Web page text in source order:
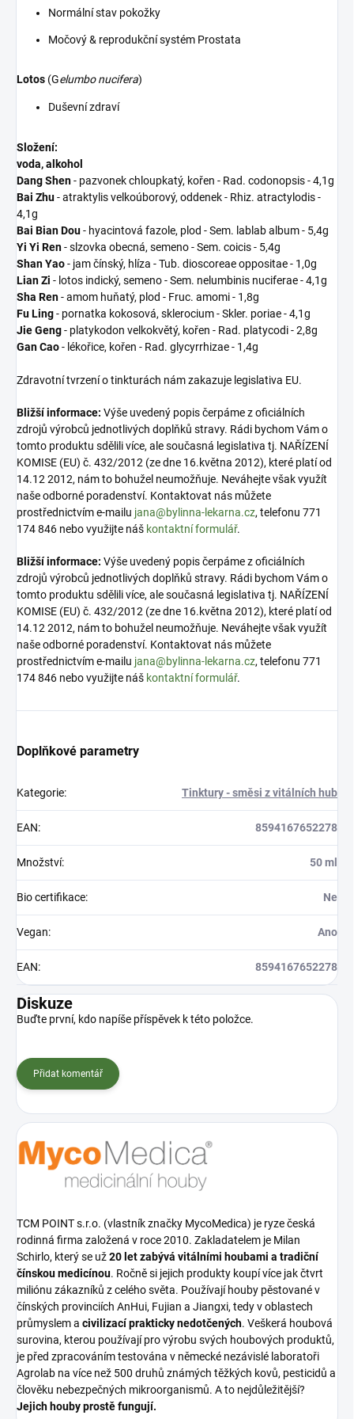
Normální stav pokožky
Močový & reprodukční systém Prostata
Lotos (Gelumbo nucifera)
Duševní zdraví
Složení:
voda, alkohol
Dang Shen- pazvonek chloupkatý, kořen - Rad. codonopsis - 4,1g
Bai Zhu- atraktylis velkoúborový, oddenek - Rhiz. atractylodis -
4,1g
Bai Bian Dou- hyacintová fazole, plod - Sem. lablab album - 5,4g
Yi Yi Ren- slzovka obecná, semeno - Sem. coicis - 5,4g
Shan Yao- jam čínský, hlíza - Tub. dioscoreae oppositae - 1,0g
Lian Zi - lotos indický, semeno - Sem. nelumbinis nuciferae - 4,1g
Sha Ren- amom huňatý, plod - Fruc. amomi - 1,8g
Fu Ling- pornatka kokosová, sklerocium - Skler. poriae - 4,1g
Jie Geng- platykodon velkokvětý, kořen - Rad. platycodi - 2,8g
Gan Cao- lékořice, kořen - Rad. glycyrrhizae - 1,4g
Zdravotní tvrzení o tinkturách nám zakazuje legislativa EU.
Bližší informace: Výše uvedený popis čerpáme z oficiálních
zdrojů výrobců jednotlivých doplňků stravy. Rádi bychom Vám o
tomto produktu sdělili více, ale současná legislativa tj. NAŘÍZENÍ
KOMISE (EU) č. 432/2012 (ze dne 16.května 2012), které platí od
14.12 2012, nám to bohužel neumožňuje. Neváhejte však využít
naše odborné poradenství. Kontaktovat nás můžete
prostřednictvím e-mailu jana@bylinna-lekarna.cz, telefonu 771
174 846 nebo využijte náš kontaktní formulář.
Bližší informace: Výše uvedený popis čerpáme z oficiálních
zdrojů výrobců jednotlivých doplňků stravy. Rádi bychom Vám o
tomto produktu sdělili více, ale současná legislativa tj. NAŘÍZENÍ
KOMISE (EU) č. 432/2012 (ze dne 16.května 2012), které platí od
14.12 2012, nám to bohužel neumožňuje. Neváhejte však využít
naše odborné poradenství. Kontaktovat nás můžete
prostřednictvím e-mailu jana@bylinna-lekarna.cz, telefonu 771
174 846 nebo využijte náš kontaktní formulář.
Doplňkové parametry
Kategorie: Tinktury - směsi z vitálních hub
EAN: 8594167652278
Množství: 50 ml
Bio certifikace: Ne
Vegan: Ano
EAN: 8594167652278
Diskuze
Buďte první, kdo napíše příspěvek k této položce.
Přidat komentář
TCM POINT s.r.o. (vlastník značky MycoMedica) je ryze česká
rodinná firma založená v roce 2010. Zakladatelem je Milan
Schirlo, který se už20 let zabývá vitálními houbami a tradiční
čínskou medicínou. Ročně si jejich produkty koupí více jak čtvrt
miliónu zákazníků z celého světa. Používají houby pěstované v
čínských provinciích AnHui, Fujian a Jiangxi, tedy v oblastech
průmyslem a civilizací prakticky nedotčených. Veškerá houbová
surovina, kterou používají pro výrobu svých houbových produktů,
je před zpracováním testována v německé nezávislé laboratoři
Agrolab na více než 500 druhů známých těžkých kovů, pesticidů a
člověku nebezpečných mikroorganismů. A to nejdůležitější?
Jejich houby prostě fungují.